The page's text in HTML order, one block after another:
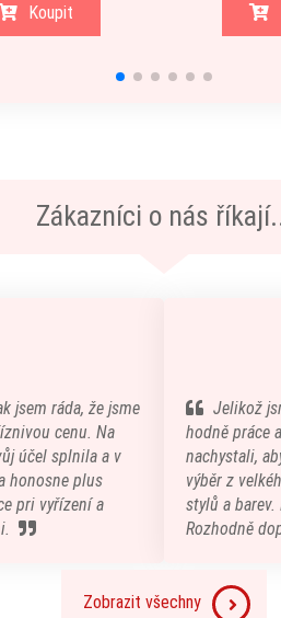
Koupit
Zákazníci o nás
jsem ráda, že jsme
cenu. Na
účel splnila a v
honosne plus
pri vyřízení a
Jelikož
hodně práce
nachystali,
výběr z
stylů a
Rozhodně
Zobrazit všechny